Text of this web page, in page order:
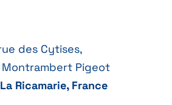
des Cytises,
Montrambert Pigeot
Ricamarie, France